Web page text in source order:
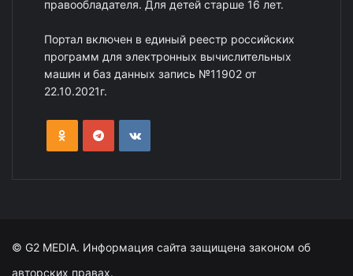
правообладателя. Для детей старше 16 лет.
Портал включен в единый реестр российских
программ для электронных вычислительных
машин и баз данных запись №11902 от
22.10.2021г.
© G2 MEDIA. Информация сайта защищена законом об
авторских правах.